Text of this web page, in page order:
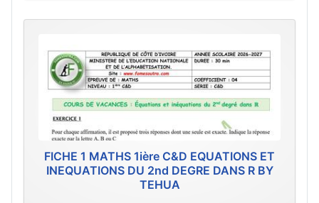
FICHE 1 MATHS 1ière C&D EQUATIONS ET
INEQUATIONS DU 2nd DEGRE DANS R BY
TEHUA